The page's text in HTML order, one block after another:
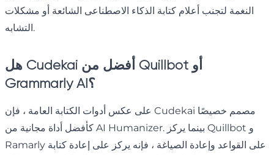
النغمة لتجنب أعلام كتابة الذكاء الاصطناعى الشائعة أو مشكلات
التشابه.
هل Cudekai أفضل من Quillbot أو
Grammarly AI؟
على عكس أدوات الكتابة العامة ، فإن Cudekai مصمم خصيصًا
كأفضل أداة مجانية من AI Humanizer. بينما يركز Quillbot و
Ramarly على القواعد وإعادة الصياغة ، فإنه يركز على إعادة كتابة